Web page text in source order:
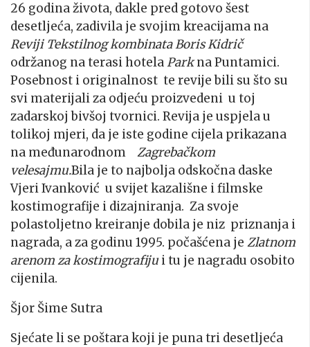
26 godina života, dakle pred gotovo šest
desetljeća, zadivila je svojim kreacijama na
Reviji Tekstilnog kombinata Boris Kidrič
održanog na terasi hotelaParkna Puntamici.
Posebnost i originalnost te revije bili su što su
svi materijali za odjeću proizvedeni u toj
zadarskoj bivšoj tvornici. Revija je uspjela u
tolikoj mjeri, da je iste godine cijela prikazana
na međunarodnom Zagrebačkom
velesajmu.Bila je to najbolja odskočna daske
Vjeri Ivanković u svijet kazališne i filmske
kostimografije i dizajniranja. Za svoje
polastoljetno kreiranje dobila je niz priznanja i
nagrada, a za godinu 1995. počašćena je Zlatnom
arenom za kostimografijui tu je nagradu osobito
cijenila.
Šjor Šime Sutra
Sjećate li se poštara koji je puna tri desetljeća